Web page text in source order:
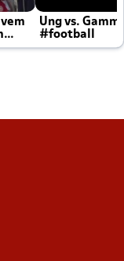
Ung vs.
#football